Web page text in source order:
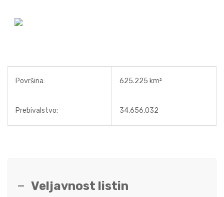
Površina: 625.225 km²
Prebivalstvo: 34,656,032
Veljavnost listin